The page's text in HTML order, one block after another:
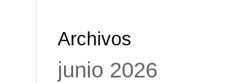
Archivos
junio 2026